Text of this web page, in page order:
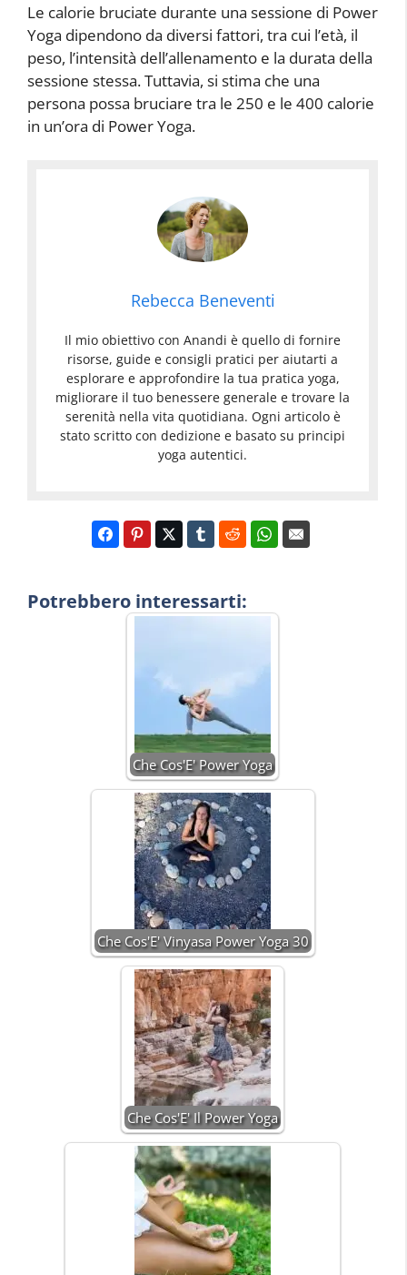
Le calorie bruciate durante una sessione di Power
Yoga dipendono da diversi fattori, tra cui l’età, il
peso, l’intensità dell’allenamento e la durata della
sessione stessa. Tuttavia, si stima che una
persona possa bruciare tra le 250 e le 400 calorie
in un’ora di Power Yoga.
Rebecca Beneventi
Il mio obiettivo con Anandi è quello di fornire
risorse, guide e consigli pratici per aiutarti a
esplorare e approfondire la tua pratica yoga,
migliorare il tuo benessere generale e trovare la
serenità nella vita quotidiana. Ogni articolo è
stato scritto con dedizione e basato su principi
yoga autentici.
Potrebbero interessarti:
Che Cos'E' Power Yoga
Che Cos'E' Vinyasa Power Yoga 30
Che Cos'E' Il Power Yoga